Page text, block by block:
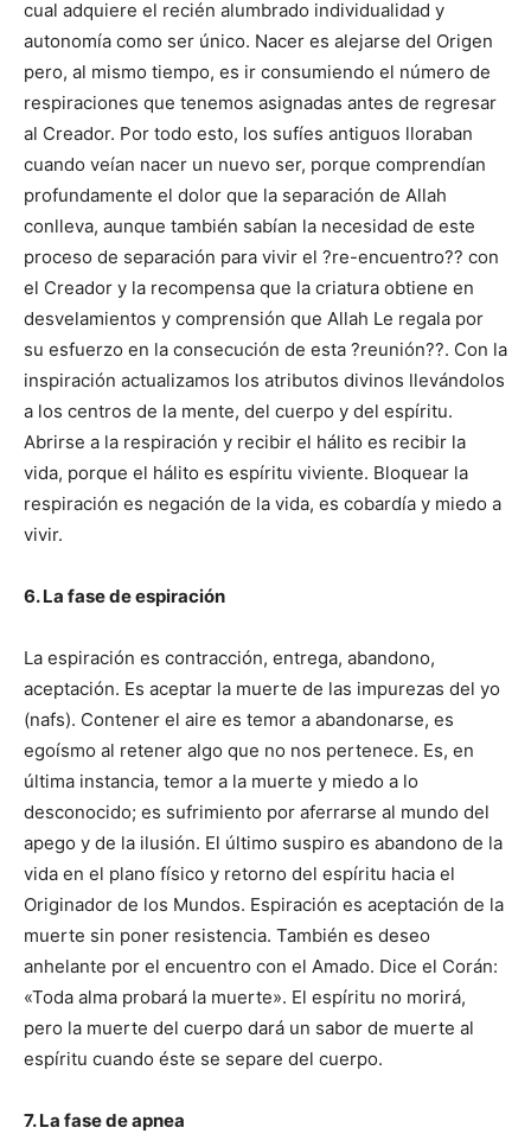
cual adquiere el recién alumbrado individualidad y
autonomía como ser único. Nacer es alejarse del Origen
pero, al mismo tiempo, es ir consumiendo el número de
respiraciones que tenemos asignadas antes de regresar
al Creador. Por todo esto, los sufíes antiguos lloraban
cuando veían nacer un nuevo ser, porque comprendían
profundamente el dolor que la separación de Allah
conlleva, aunque también sabían la necesidad de este
proceso de separación para vivir el ?re-encuentro?? con
el Creador y la recompensa que la criatura obtiene en
desvelamientos y comprensión que Allah Le regala por
su esfuerzo en la consecución de esta ?reunión??. Con la
inspiración actualizamos los atributos divinos llevándolos
a los centros de la mente, del cuerpo y del espíritu.
Abrirse a la respiración y recibir el hálito es recibir la
vida, porque el hálito es espíritu viviente. Bloquear la
respiración es negación de la vida, es cobardía y miedo a
vivir.
6. La fase de espiración
La espiración es contracción, entrega, abandono,
aceptación. Es aceptar la muerte de las impurezas del yo
(nafs). Contener el aire es temor a abandonarse, es
egoísmo al retener algo que no nos pertenece. Es, en
última instancia, temor a la muerte y miedo a lo
desconocido; es sufrimiento por aferrarse al mundo del
apego y de la ilusión. El último suspiro es abandono de la
vida en el plano físico y retorno del espíritu hacia el
Originador de los Mundos. Espiración es aceptación de la
muerte sin poner resistencia. También es deseo
anhelante por el encuentro con el Amado. Dice el Corán:
«Toda alma probará la muerte». El espíritu no morirá,
pero la muerte del cuerpo dará un sabor de muerte al
espíritu cuando éste se separe del cuerpo.
7. La fase de apnea